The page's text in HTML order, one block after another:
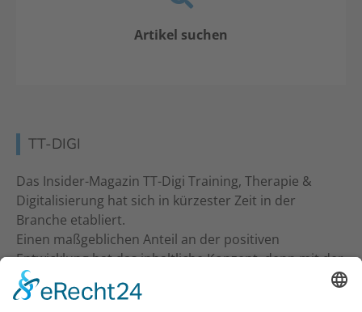
Artikel suchen
TT-DIGI
Das Insider-Magazin TT-Digi Training, Therapie &
Digitalisierung hat sich in kürzester Zeit in der
Branche etabliert.
Einen maßgeblichen Anteil an der positiven
Entwicklung hat das inhaltliche Konzept, denn mit der
inhaltlichen Ansprache an Studio-Inhaber, Trainer &
Therapeuten wurde ein neuer Standard gesetzt. Ein